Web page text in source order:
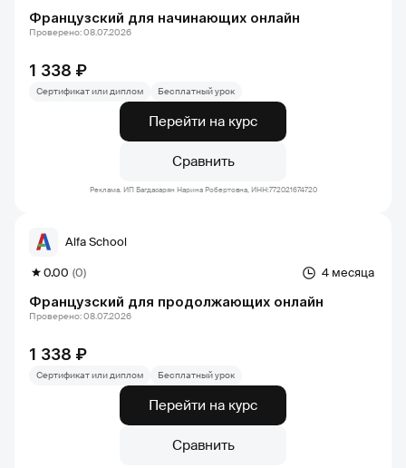
Французский для начинающих онлайн
1 338 ₽
Проверено: 08.07.2026
Сертификат или диплом Бесплатный урок
Перейти на курс
Сравнить
Реклама. ИП Багдасарян Нарина Робертовна, ИНН:772021674720
Французский для продолжающих онлайн
4 месяца
0.00 (0)
Alfa School
1 338 ₽
Проверено: 08.07.2026
Сертификат или диплом Бесплатный урок
Перейти на курс
Сравнить